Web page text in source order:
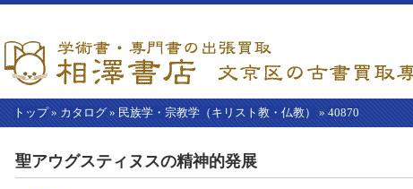
トップ» カタログ » 民族学・宗教学（キリスト教・仏教） » 40870
こ
か聖アウグスティヌスの精神的発展